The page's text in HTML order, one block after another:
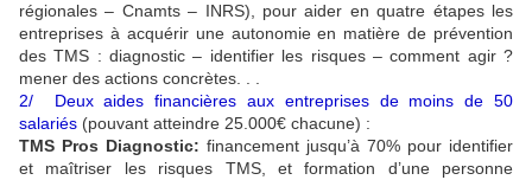
régionales – Cnamts – INRS), pour aider en quatre étapes les
entreprises à acquérir une autonomie en matière de prévention
des TMS : diagnostic – identifier les risques – comment agir ?
mener des actions concrètes. . .
2/ Deux aides financières aux entreprises de moins de 50
salariés (pouvant atteindre 25.000€ chacune) :
TMS Pros Diagnostic: financement jusqu’à 70% pour identifier
et maîtriser les risques TMS, et formation d’une personne